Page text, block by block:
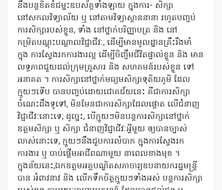
នឹងបន្តខិតខំជម្នះឧបស័គ្គទាំងឡាយ ក្នុងការ- សិក្សា
នៅសកលវិទ្យាល័យ ឬ នៅតាមវិទ្យាស្ថាននានា រហូតបញ្ចប់
ការសិក្សារបស់ខ្លួន, ទាំង នៅថ្នាក់បរិញ្ញាបត្រ និង នៅ
កម្រិតបណ្តុះបណ្តាលវិជ្ជាជីវៈ, ដើម្បីមានមូលដ្ឋានគ្រឹះរឹងមាំ
ក្នុង ការស្វែងរកការងារល្អ ដើម្បីចិញ្ចឹមជីវិតផ្ទាល់ខ្លួន និង មាន
លទ្ធភាពជួយដល់ក្រុមគ្រួសារ និង សហគមន៍របស់ខ្លួន ទៅ
អនាគត ។ ការសិក្សានៅថ្នាក់មធ្យមសិក្សាទុតិយភូមិ ដែល
ក្មួយៗទើប បានបញ្ចប់ដោយជោគជ័យនេះ គឺជាការសិក្សា
ចំណេះដឹងទូទៅ, មិនមែនជាការសិក្សាដែលផ្តោត លើជំនាញ
វិជ្ជាជីវៈនោះទេ; ដូច្នេះ, បើក្មួយៗមិនបន្តការសិក្សានៅថ្នាក់
ឧត្តមសិក្សា ឬ សិក្សា ជំនាញវិជ្ជាជីវៈអ្វីមួយ ឲ្យបានច្បាស់
លាស់នោះទេ, ក្មួយៗនឹងជួបការលំបាក ក្នុងការស្វែងរក
ការងារ ឬ ចាប់ផ្តើមអាជីពណាមួយ នាពេលខាងមុខ ។
ក្នុងន័យនេះ,ឯកឧត្តមអគ្គបណ្ឌិតសភាចារ្យឧបនាយករដ្ឋមន្ត្រី
បាន អំពាវនាវ និង លើកទឹកចិត្តក្មួយៗទាំងអស់ បន្តការសិក្សា